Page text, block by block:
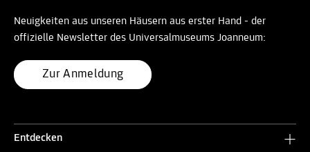
Neuigkeiten aus unseren Häusern aus erster Hand - der
offizielle Newsletter des Universalmuseums Joanneum:
Zur Anmeldung
Entdecken